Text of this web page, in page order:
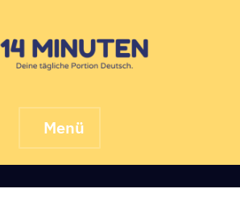
content
Menü